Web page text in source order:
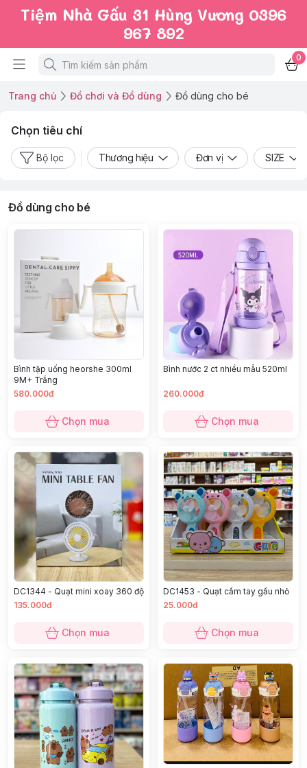
Tiệm Nhà Gấu 31 Hùng Vương 0396
967 892
0
Trang chủ Đồ chơi và Đồ dùng Đồ dùng cho bé
Chọn tiêu chí
Bộ lọc Thương hiệu Đơn vị SIZE
Đồ dùng cho bé
Bình tập uống heorshe 300ml
9M+ Trắng
580.000đ
Chọn mua
Bình nước 2 ct nhiều mẫu 520ml
260.000đ
Chọn mua
DC1344 - Quạt mini xoay 360 độ
135.000đ
Chọn mua
DC1453 - Quạt cầm tay gấu nhỏ
25.000đ
Chọn mua